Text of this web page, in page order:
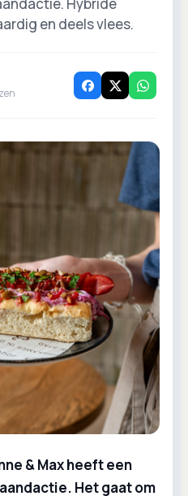
en deels vlees.
& Max heeft een
Het gaat om